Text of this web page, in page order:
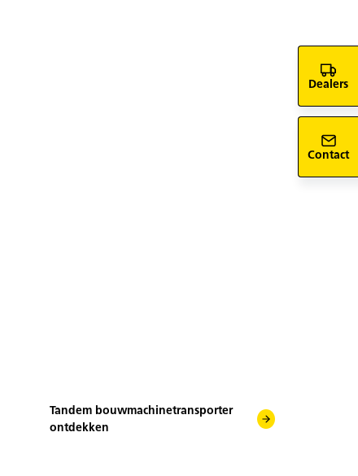
Tandem bouwmachinetransporter
ontdekken
Dealers
Contact